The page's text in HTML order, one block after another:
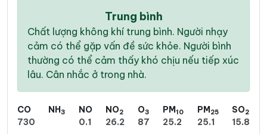
Trung bình
Chất lượng không khí trung bình. Người nhạy
cảm có thể gặp vấn đề sức khỏe. Người bình
thường có thể cảm thấy khó chịu nếu tiếp xúc
lâu. Cân nhắc ở trong nhà.
CO
730
NH3
NO
0.1
NO2
26.2
O3
87
PM10
25.2
PM25
25.1
SO2
15.8